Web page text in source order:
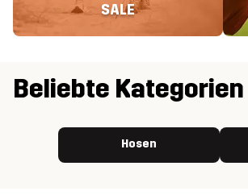
SALE
Beliebte Kategorien
Hosen